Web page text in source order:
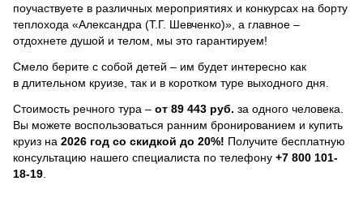
поучаствуете в различных мероприятиях и конкурсах на борту
теплохода «Александра (Т.Г. Шевченко)», а главное –
отдохнете душой и телом, мы это гарантируем!
Смело берите с собой детей – им будет интересно как
в длительном круизе, так и в коротком туре выходного дня.
Стоимость речного тура – от 89 443 руб. за одного человека.
Вы можете воспользоваться ранним бронированием и купить
круиз на 2026 год со скидкой до 20%! Получите бесплатную
консультацию нашего специалиста по телефону +7 800 101-
18-19